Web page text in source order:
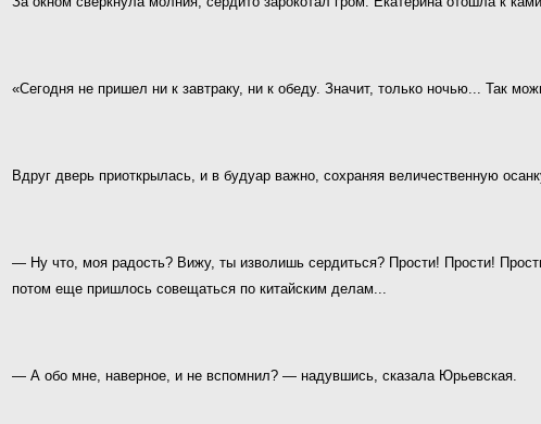
«Сегодня не пришел ни к завтраку, ни к обеду. Значит, только ночью... Так
Вдруг дверь приоткрылась, и в будуар важно, сохраняя величественную
— Ну что, моя радость? Вижу, ты изволишь сердиться? Прости! Прости!
потом еще пришлось совещаться по китайским делам...
— А обо мне, наверное, и не вспомнил? — надувшись, сказала Юрьевская.